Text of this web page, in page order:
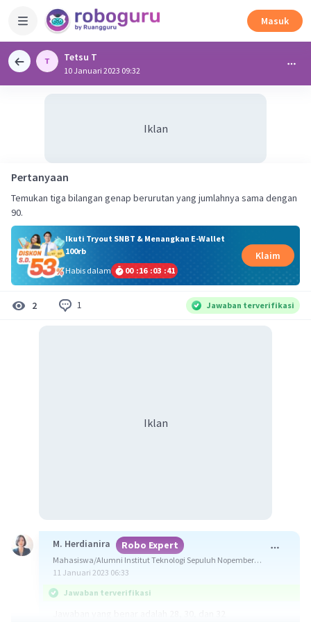
Masuk
Tetsu T
10 Januari 2023 09:32
Iklan
Pertanyaan
Temukan tiga bilangan genap berurutan yang jumlahnya sama dengan
90.
Ikuti Tryout SNBT & Menangkan E-Wallet
100rb
Habis dalam
00 :16 :03 :41
Klaim
2 1 Jawaban terverifikasi
Iklan
M. Herdianira Robo Expert
Mahasiswa/Alumni Institut Teknologi Sepuluh Nopember
Surabaya
11 Januari 2023 06:33
Jawaban terverifikasi